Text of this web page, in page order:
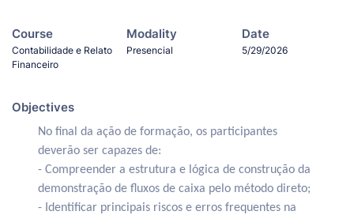
Course
Contabilidade e Relato
Financeiro
Modality
Presencial
Date
5/29/2026
Objectives
No final da ação de formação, os participantes
deverão ser capazes de:
- Compreender a estrutura e lógica de construção da
demonstração de fluxos de caixa pelo método direto;
- Identificar principais riscos e erros frequentes na